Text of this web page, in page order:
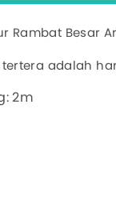
Rambat Besar
adalah
2m